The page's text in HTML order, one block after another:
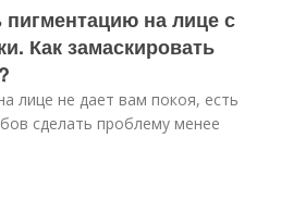
пигментацию на лице с
Как замаскировать
лице не дает вам покоя, есть
сделать проблему менее